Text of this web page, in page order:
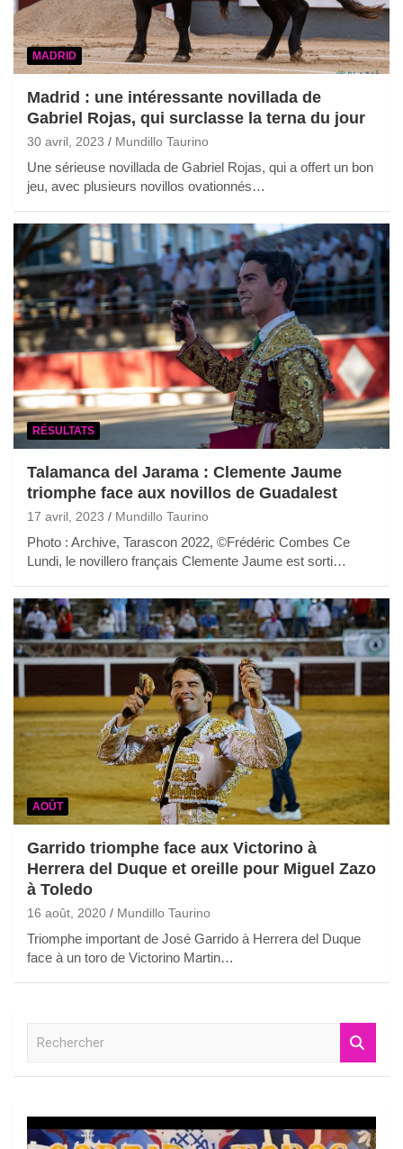
MADRID
Madrid : une intéressante novillada de
Gabriel Rojas, qui surclasse la terna du jour
30 avril, 2023 Mundillo Taurino
Une sérieuse novillada de Gabriel Rojas, qui a offert un bon
jeu, avec plusieurs novillos ovationnés…
RÉSULTATS
Talamanca del Jarama : Clemente Jaume
triomphe face aux novillos de Guadalest
17 avril, 2023 Mundillo Taurino
Photo : Archive, Tarascon 2022, ©Frédéric Combes Ce
Lundi, le novillero français Clemente Jaume est sorti…
AOÛT
Garrido triomphe face aux Victorino à
Herrera del Duque et oreille pour Miguel Zazo
à Toledo
16 août, 2020 Mundillo Taurino
Triomphe important de José Garrido à Herrera del Duque
face à un toro de Victorino Martin…
r